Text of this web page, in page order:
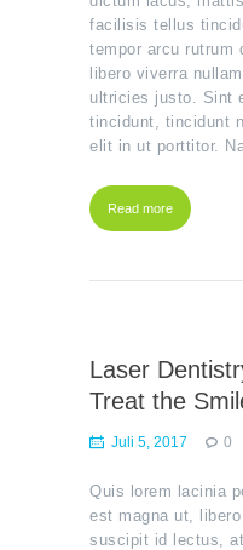
facilisis tellus
tempor arcu rutrum
libero viverra
ultricies justo. Sint
tincidunt, tincidunt
elit in ut porttitor.
Read more
Laser
Treat the
Juli 5, 2017 0
Quis lorem lacinia
est magna ut,
suscipit id lectus,
Sie werden
benötigt,
damit die
Website
funktioniert.
Statistiken
Funktionalität
und Struktur
der Website
Nutzung der
Funktionalität
Damit unsere
Website
Besuchs so
möglich
funktioniert.